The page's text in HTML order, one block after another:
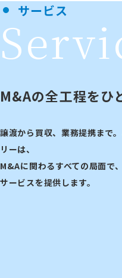
サービス
M&Aの全工程をひ
譲渡から買収、業務提携まで
リーは、
M&Aに関わるすべての局面で
サービスを提供します。